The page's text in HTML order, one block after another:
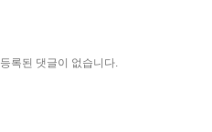
등록된 댓글이 없습니다.